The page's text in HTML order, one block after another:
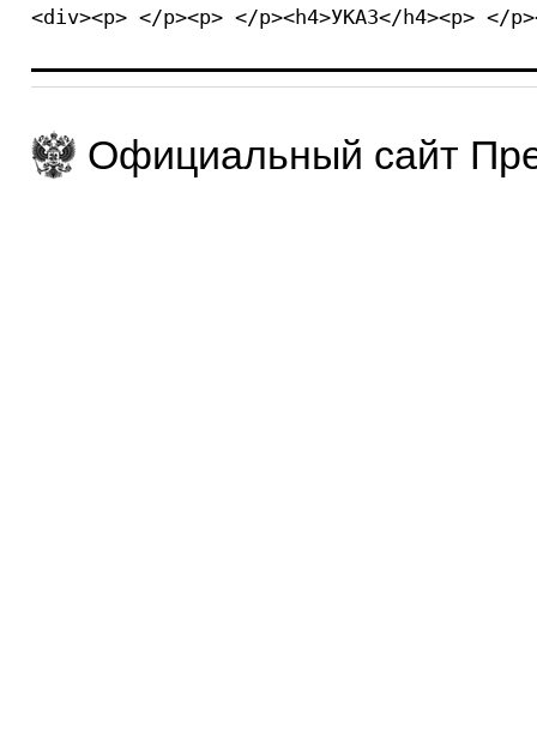
<div><p> </p><p> </p><h4>УКАЗ</h4><p> </
Официальный сайт